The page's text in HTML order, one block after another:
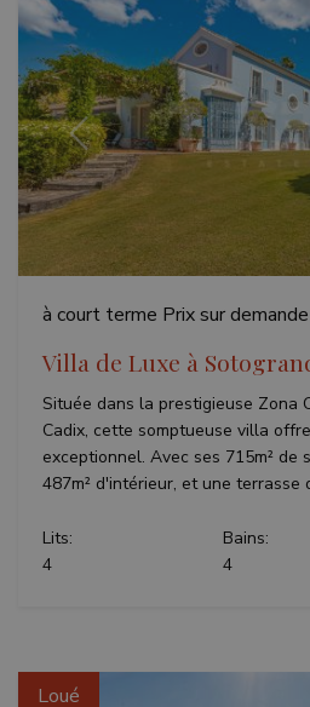
Précédent
à court terme Prix sur demande
Villa de Luxe à
Située dans la prestigieuse Zona
Cadix, cette somptueuse villa
exceptionnel. Avec ses 715m²
487m² d'intérieur, et une terrasse
Lits:
4
Bains:
4
Loué